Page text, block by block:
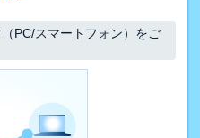
PC/スマートフォン）をご